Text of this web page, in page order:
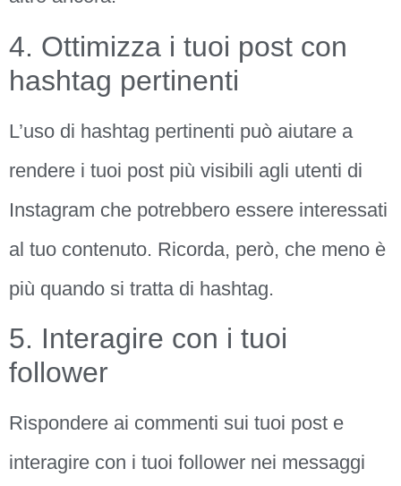
4. Ottimizza i tuoi post con
hashtag pertinenti
L’uso di hashtag pertinenti può aiutare a
rendere i tuoi post più visibili agli utenti di
Instagram che potrebbero essere interessati
al tuo contenuto. Ricorda, però, che meno è
più quando si tratta di hashtag.
5. Interagire con i tuoi
follower
Rispondere ai commenti sui tuoi post e
interagire con i tuoi follower nei messaggi